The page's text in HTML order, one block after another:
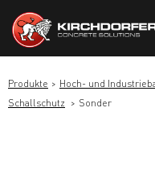
Inhalt
springen
Produkte Hoch- und
Schallschutz
Sonder